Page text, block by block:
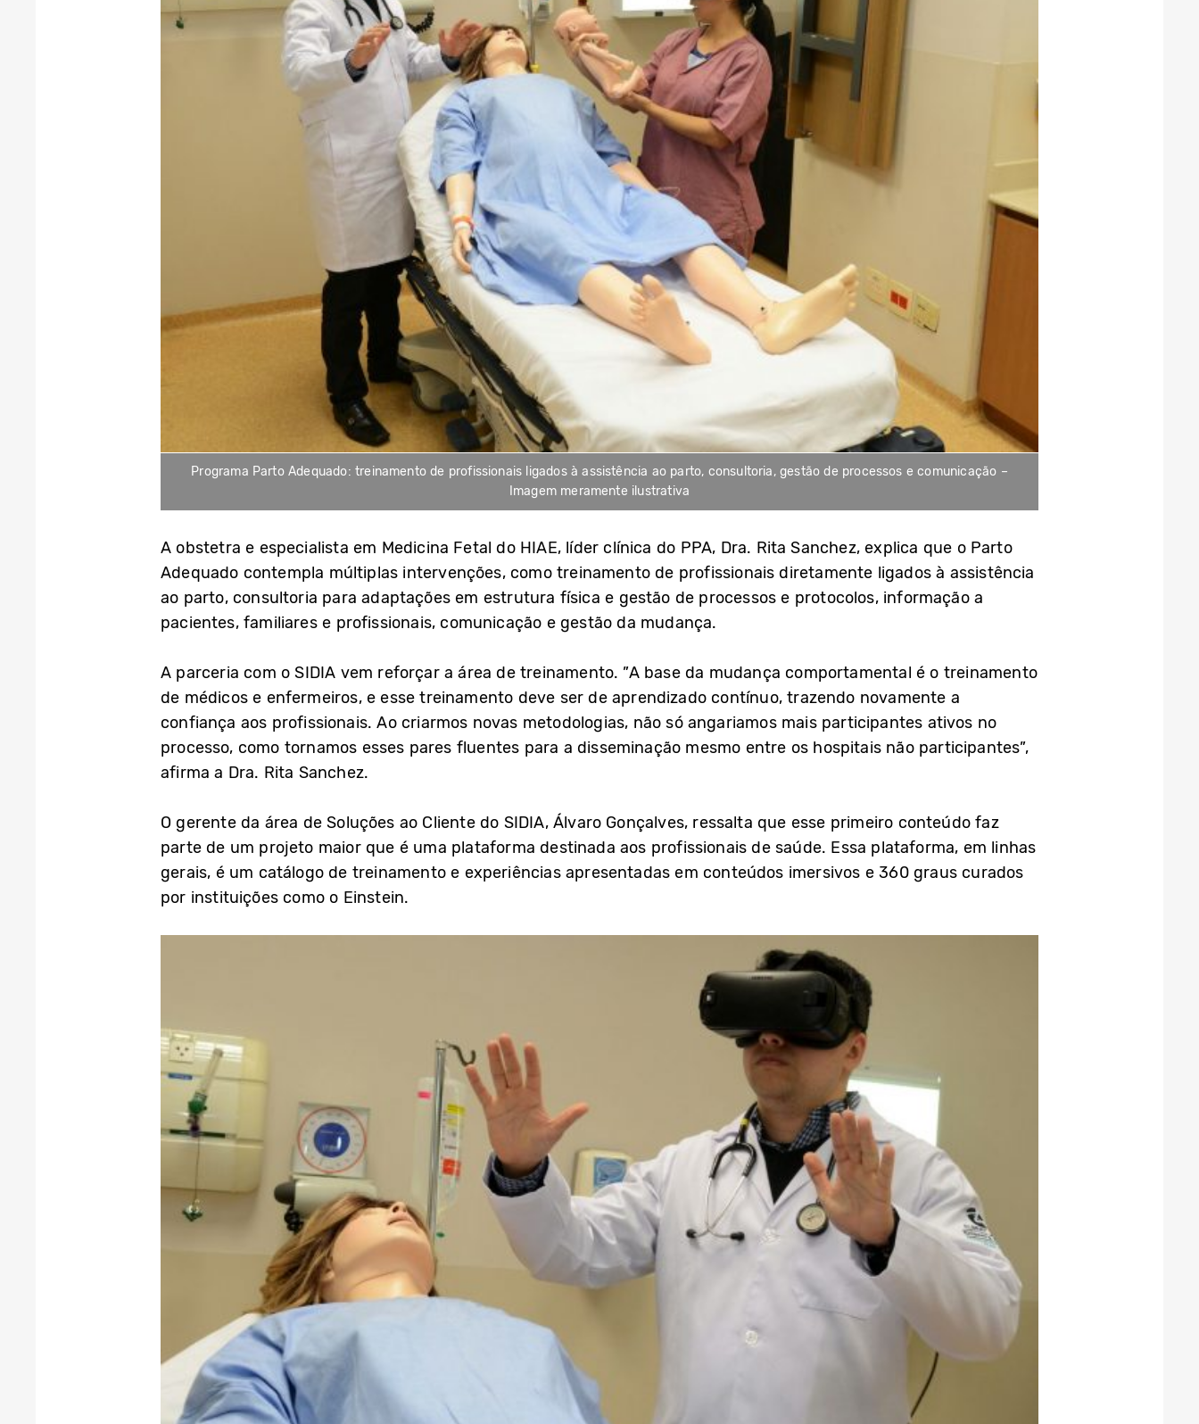
Programa Parto Adequado: treinamento de profissionais ligados à assistência ao parto, consultoria, gestão de processos e comunicação –
Imagem meramente ilustrativa
A obstetra e especialista em Medicina Fetal do HIAE, líder clínica do PPA, Dra. Rita Sanchez, explica que o Parto
Adequado contempla múltiplas intervenções, como treinamento de profissionais diretamente ligados à assistência
ao parto, consultoria para adaptações em estrutura física e gestão de processos e protocolos, informação a
pacientes, familiares e profissionais, comunicação e gestão da mudança.
A parceria com o SIDIA vem reforçar a área de treinamento. ”A base da mudança comportamental é o treinamento
de médicos e enfermeiros, e esse treinamento deve ser de aprendizado contínuo, trazendo novamente a
confiança aos profissionais. Ao criarmos novas metodologias, não só angariamos mais participantes ativos no
processo, como tornamos esses pares fluentes para a disseminação mesmo entre os hospitais não participantes”,
afirma a Dra. Rita Sanchez.
O gerente da área de Soluções ao Cliente do SIDIA, Álvaro Gonçalves, ressalta que esse primeiro conteúdo faz
parte de um projeto maior que é uma plataforma destinada aos profissionais de saúde. Essa plataforma, em linhas
gerais, é um catálogo de treinamento e experiências apresentadas em conteúdos imersivos e 360 graus curados
por instituições como o Einstein.